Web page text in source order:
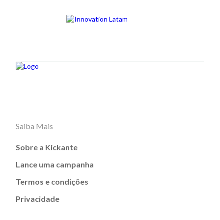
Saiba Mais
Sobre a Kickante
Lance uma campanha
Termos e condições
Privacidade